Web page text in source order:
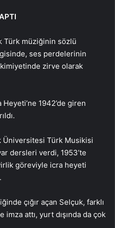
Türk müziğinin sözlü
ses perdelerinin
zirve olarak
1942’de giren
Üniversitesi Türk Musikisi
dersleri verdi, 1953’te
göreviyle icra heyeti
çığır açan Selçuk, farklı
imza attı, yurt dışında da çok